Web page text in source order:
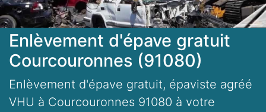
Enlèvement d'épave gratuit
Courcouronnes (91080)
Enlèvement d'épave gratuit, épaviste agréé
VHU à Courcouronnes 91080 à votre